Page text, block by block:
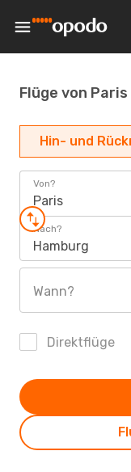
Flüge von
Hin- und
Von?
Paris
Nach?
Hamburg
Wann?
Direktflüge